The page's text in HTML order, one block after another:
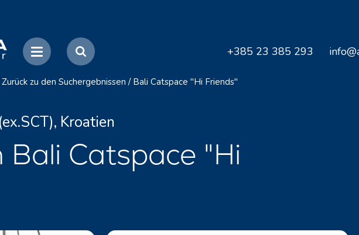
+385 23 385 293
Zurück zu den Suchergebnissen / Bali Catspace "Hi Friends"
Kroatien
Catspace "Hi